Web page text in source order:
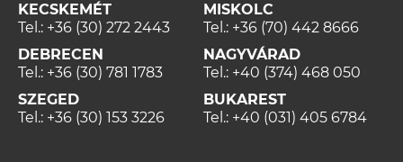
KECSKEMÉT
Tel.: +36 (30) 272 2443
DEBRECEN
Tel.: +36 (30) 781 1783
SZEGED
Tel.: +36 (30) 153 3226
MISKOLC
Tel.: +36 (70) 442 8666
NAGYVÁRAD
Tel.: +40 (374) 468 050
BUKAREST
Tel.: +40 (031) 405 6784